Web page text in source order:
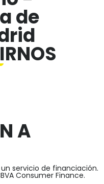
de
A
servicio de financiación.
Consumer Finance.